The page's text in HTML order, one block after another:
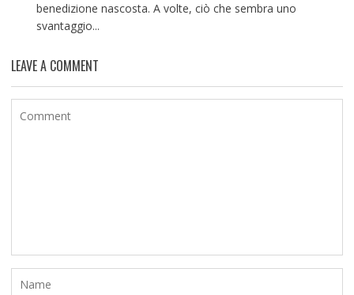
benedizione nascosta. A volte, ciò che sembra uno
svantaggio...
LEAVE A COMMENT